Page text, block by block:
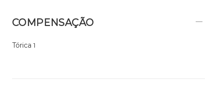
COMPENSAÇÃO
Tórica 1